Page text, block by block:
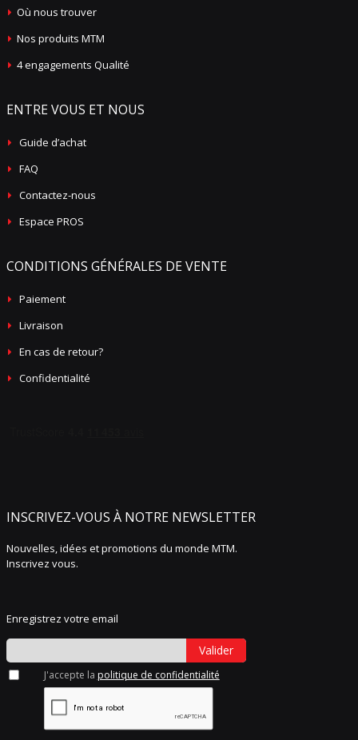
Où nous trouver
Nos produits MTM
4 engagements Qualité
ENTRE VOUS ET NOUS
Guide d’achat
FAQ
Contactez-nous
Espace PROS
CONDITIONS GÉNÉRALES DE VENTE
Paiement
Livraison
En cas de retour?
Confidentialité
INSCRIVEZ-VOUS À NOTRE NEWSLETTER
Nouvelles, idées et promotions du monde MTM.
Inscrivez vous.
Enregistrez votre email
Valider
J'accepte la politique de confidentialité